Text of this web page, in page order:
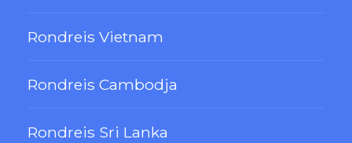
Rondreis Vietnam
Rondreis Cambodja
Rondreis Sri Lanka